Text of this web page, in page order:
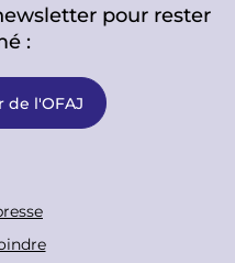
pour rester
:
de l'OFAJ